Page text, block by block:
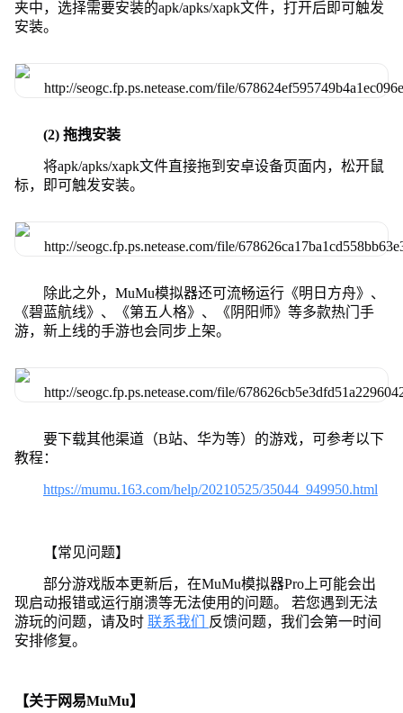
夹中，选择需要安装的apk/apks/xapk文件，打开后即可触发
安装。
(2) 拖拽安装
将apk/apks/xapk文件直接拖到安卓设备页面内，松开鼠
标，即可触发安装。
除此之外，MuMu模拟器还可流畅运行《明日方舟》、
《碧蓝航线》、《第五人格》、《阴阳师》等多款热门手
游，新上线的手游也会同步上架。
要下载其他渠道（B站、华为等）的游戏，可参考以下
教程：
https://mumu.163.com/help/20210525/35044_949950.html
【常见问题】
部分游戏版本更新后，在MuMu模拟器Pro上可能会出
现启动报错或运行崩溃等无法使用的问题。 若您遇到无法
游玩的问题，请及时 联系我们
反馈问题，我们会第一时间
安排修复。
【关于网易MuMu】